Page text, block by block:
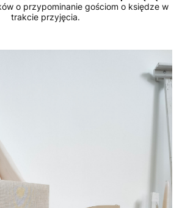
o przypominanie gościom o księdze w
trakcie przyjęcia.